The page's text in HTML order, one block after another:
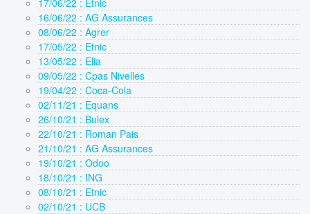
17/06/22 : Etnic
16/06/22 : AG Assurances
08/06/22 : Agrer
17/05/22 : Etnic
13/05/22 : Elia
09/05/22 : Cpas Nivelles
19/04/22 : Coca-Cola
02/11/21 : Equans
26/10/21 : Bulex
22/10/21 : Roman Pais
21/10/21 : AG Assurances
19/10/21 : Odoo
18/10/21 : ING
08/10/21 : Etnic
02/10/21 : UCB